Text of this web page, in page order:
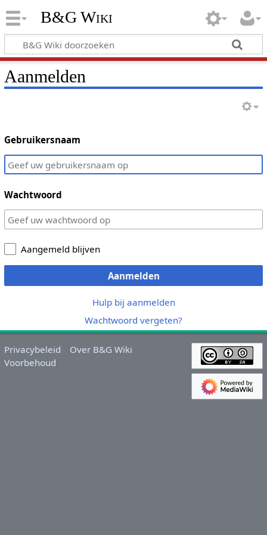
B&G Wiki
Aanmelden
Gebruikersnaam
Wachtwoord
Aangemeld blijven
Aanmelden
Hulp bij aanmelden
Wachtwoord vergeten?
Privacybeleid
Over B&G Wiki
Voorbehoud